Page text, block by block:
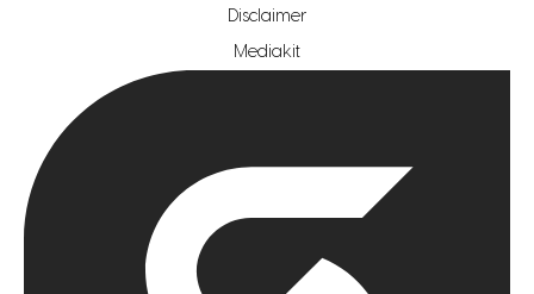
Disclaimer
Mediakit